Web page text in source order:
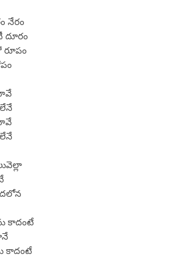
నేరం
దూరం
రూపం
కాదంటే
కాదంటే